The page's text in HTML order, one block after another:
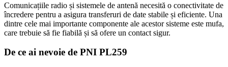
Comunicațiile radio și sistemele de antenă necesită o conectivitate de
încredere pentru a asigura transferuri de date stabile și eficiente. Una
dintre cele mai importante componente ale acestor sisteme este mufa,
care trebuie să fie fiabilă și să ofere un contact sigur.
De ce ai nevoie de PNI PL259